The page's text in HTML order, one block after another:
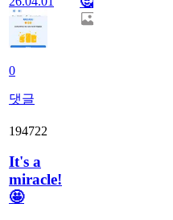
0
댓글
194722
It's a
miracle!
🤩